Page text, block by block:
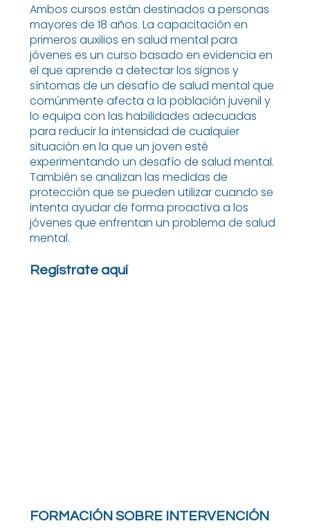
Ambos cursos están destinados a personas
mayores de 18 años. La capacitación en
primeros auxilios en salud mental para
jóvenes es un curso basado en evidencia en
el que aprende a detectar los signos y
síntomas de un desafío de salud mental que
comúnmente afecta a la población juvenil y
lo equipa con las habilidades adecuadas
para reducir la intensidad de cualquier
situación en la que un joven esté
experimentando un desafío de salud mental.
También se analizan las medidas de
protección que se pueden utilizar cuando se
intenta ayudar de forma proactiva a los
jóvenes que enfrentan un problema de salud
mental.
Regístrate aquí
FORMACIÓN SOBRE INTERVENCIÓN